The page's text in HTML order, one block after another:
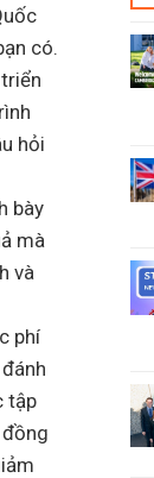
có.
hỏi
bày
mà
và
phí
tập